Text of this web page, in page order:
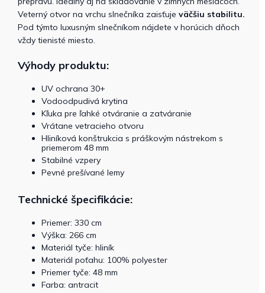
Veterný otvor na vrchu slnečníka zaisťuje väčšiu stabilitu.
Pod týmto luxusným slnečníkom nájdete v horúcich dňoch
vždy tienisté miesto.
Výhody produktu:
UV ochrana 30+
Vodoodpudivá krytina
Kľuka pre ľahké otváranie a zatváranie
Vrátane vetracieho otvoru
Hliníková konštrukcia s práškovým nástrekom s
priemerom 48 mm
Stabilné vzpery
Pevné prešívané lemy
Technické špecifikácie:
Priemer: 330 cm
Výška: 266 cm
Materiál tyče: hliník
Materiál poťahu: 100% polyester
Priemer tyče: 48 mm
Farba: antracit